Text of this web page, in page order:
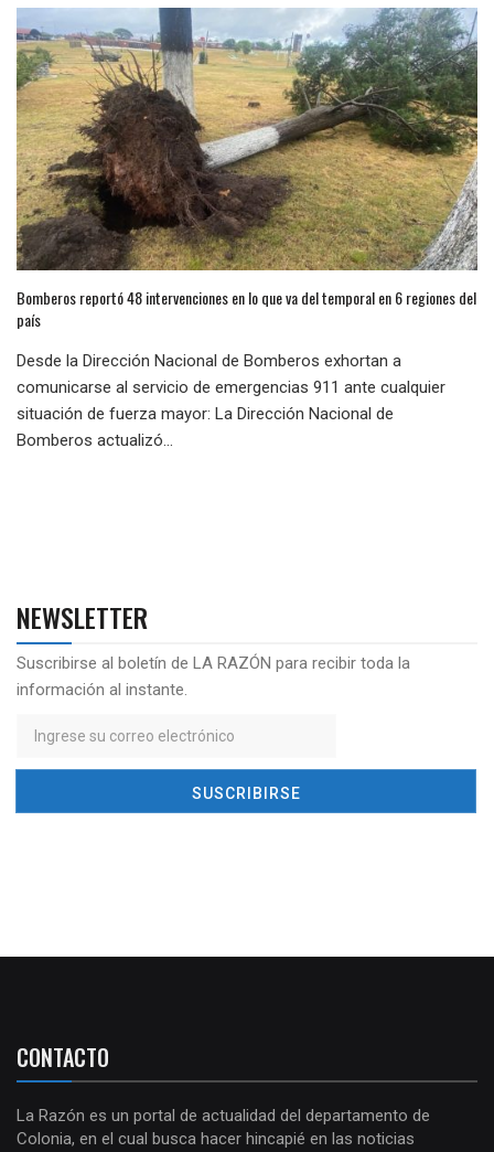
Bomberos reportó 48 intervenciones en lo que va del temporal en 6 regiones del
país
Desde la Dirección Nacional de Bomberos exhortan a
comunicarse al servicio de emergencias 911 ante cualquier
situación de fuerza mayor: La Dirección Nacional de
Bomberos actualizó...
NEWSLETTER
Suscribirse al boletín de LA RAZÓN para recibir toda la
información al instante.
CONTACTO
La Razón es un portal de actualidad del departamento de
Colonia, en el cual busca hacer hincapié en las noticias